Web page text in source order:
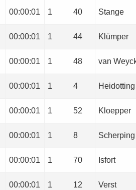
00:00:01 1 40 Stange
00:00:01 1 44 Klümper
00:00:01 1 48 van
00:00:01 1 4 Heidotting
00:00:01 1 52 Kloepper
00:00:01 1 8 Scherping
00:00:01 1 70 Isfort
00:00:01 1 12 Verst